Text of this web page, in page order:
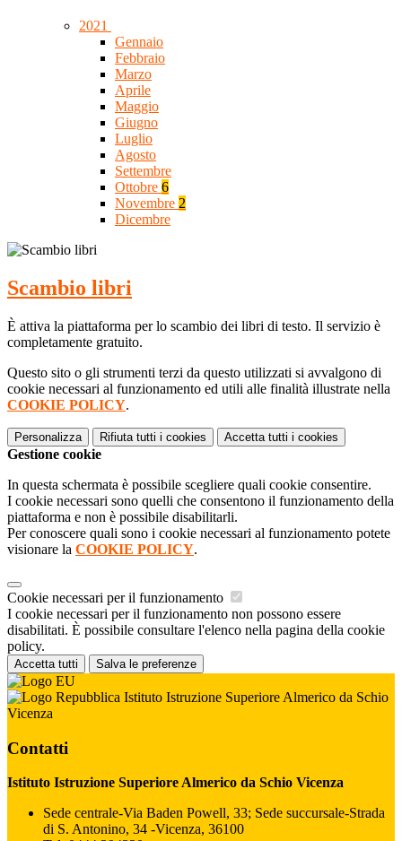
2021
Gennaio
Febbraio
Marzo
Aprile
Maggio
Giugno
Luglio
Agosto
Settembre
Ottobre 6
Novembre 2
Dicembre
Scambio libri
È attiva la piattaforma per lo scambio dei libri di testo. Il servizio è
completamente gratuito.
Questo sito o gli strumenti terzi da questo utilizzati si avvalgono di
cookie necessari al funzionamento ed utili alle finalità illustrate nella
COOKIE POLICY.
Personalizza Rifiuta tutti i cookies Accetta tutti i cookies
Gestione cookie
In questa schermata è possibile scegliere quali cookie consentire.
I cookie necessari sono quelli che consentono il funzionamento della
piattaforma e non è possibile disabilitarli.
Per conoscere quali sono i cookie necessari al funzionamento potete
visionare la COOKIE POLICY.
Cookie necessari per il funzionamento
I cookie necessari per il funzionamento non possono essere
disabilitati. È possibile consultare l'elenco nella pagina della cookie
policy.
Accetta tutti Salva le preferenze
Istituto Istruzione Superiore Almerico da Schio
Vicenza
Contatti
Istituto Istruzione Superiore Almerico da Schio Vicenza
Sede centrale-Via Baden Powell, 33; Sede succursale-Strada
di S. Antonino, 34 -Vicenza, 36100